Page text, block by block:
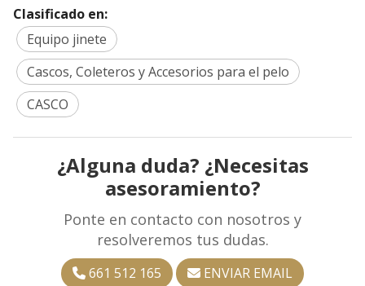
Clasificado en:
Equipo jinete
Cascos, Coleteros y Accesorios para el pelo
CASCO
¿Alguna duda? ¿Necesitas
asesoramiento?
Ponte en contacto con nosotros y
resolveremos tus dudas.
661 512 165 ENVIAR EMAIL